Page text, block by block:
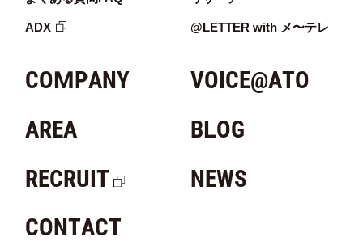
ADX @LETTER with メ〜テレ
COMPANY
AREA
RECRUIT
VOICE@ATO
BLOG
NEWS
CONTACT